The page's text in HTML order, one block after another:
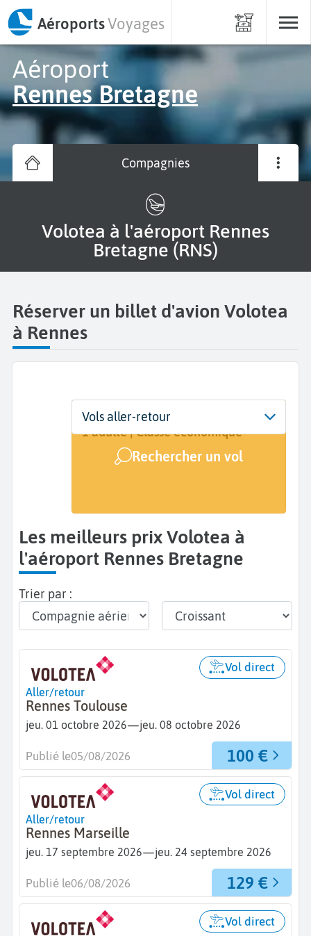
AéroportsVoyages
Aéroport
Rennes Bretagne
Compagnies
Volotea à l'aéroport Rennes
Bretagne (RNS)
Réserver un billet d'avion Volotea
à Rennes
Départ
Rennes Bretagne (RNS)
Dates
Dates de votre voyage
Voyageurs | Classe
1 adulte | Classe économique
Rechercher un vol
Vols aller-retour
Les meilleurs prix Volotea à
l'aéroport Rennes Bretagne
Trier par :
Aller/retour
Rennes Toulouse
jeu. 01 octobre 2026—jeu. 08 octobre 2026
Vol direct
100 €
Publié le05/08/2026
Aller/retour
Rennes Marseille
jeu. 17 septembre 2026—jeu. 24 septembre 2026
Vol direct
129 €
Publié le06/08/2026
Vol direct